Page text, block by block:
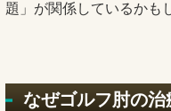
題」が関係しているかも
なぜゴルフ肘の